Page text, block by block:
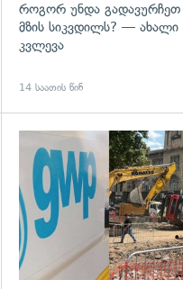
როგორ უნდა გადავურჩეთ
მზის სიკვდილს? — ახალი
კვლევა
14 საათის წინ